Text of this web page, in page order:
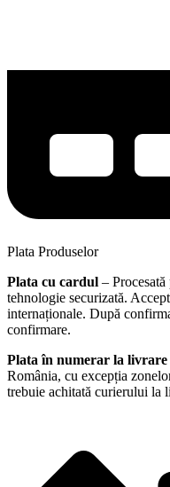
Plata Produselor
Plata cu cardul – Procesată
tehnologie securizată.
internaționale. După
confirmare.
Plata în numerar la livrare
România, cu excepția
trebuie achitată curierului la